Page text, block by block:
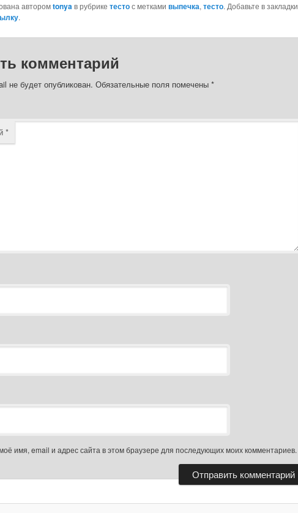
авторомtonyaв рубрике тестос метками выпечка, тесто. Добавьте в закладки
.
комментарий
не будет опубликован. Обязательные поля помечены *
*
имя, email и адрес сайта в этом браузере для последующих моих комментариев.